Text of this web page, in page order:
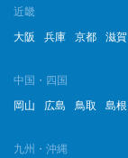
2022年8月
2022年6月
2022年5月
近畿
大阪
兵庫 京都 滋賀
中国・四国
岡山
広島 鳥取 島根
九州・沖縄